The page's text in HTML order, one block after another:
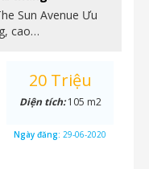
Sun Avenue Ưu
cao…
20 Triệu
Diện tích:105 m2
Ngày đăng: 29-06-2020